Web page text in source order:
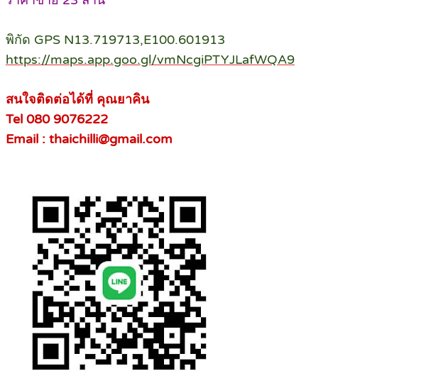
พิกัด GPS N13.719713,E100.601913
https://maps.app.goo.gl/vmNcgiPTYJLafWQA9
สนใจติดต่อได้ที่ คุณยาคิน
Tel 080 9076222
Email : thaichilli@gmail.com